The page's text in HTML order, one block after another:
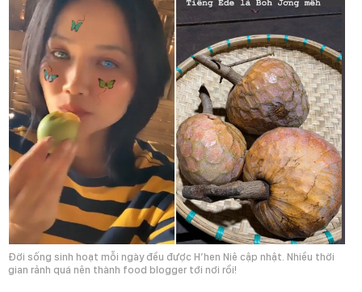
Đời sống sinh hoạt mỗi ngày đều được H’hen Niê cập nhật. Nhiều thời
gian rảnh quá nên thành food blogger tới nơi rồi!